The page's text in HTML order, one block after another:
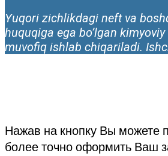
Yuqori zichlikdagi neft va
huquqiga ega bo’lgan
muvofiq ishlab chiqariladi.
Нажав на кнопку Вы можете
более точно оформить Ваш